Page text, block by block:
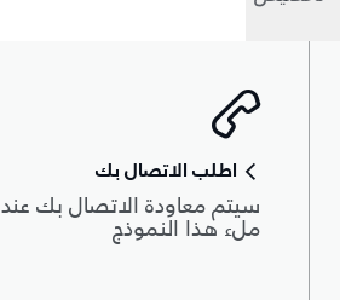
اطلب الاتصال بك
سيتم معاودة الاتصال بك عند
ملء هذا النموذج